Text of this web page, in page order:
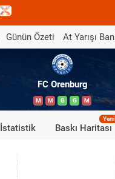
Günün Özeti At Yarışı
FC Orenburg
M M G G M
İstatistik Baskı Haritası
Yeni